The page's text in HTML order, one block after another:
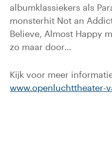
albumklassiekers als
monsterhit Not an
Believe, Almost Happy
zo maar door…
Kijk voor meer
www.openluchttheater-